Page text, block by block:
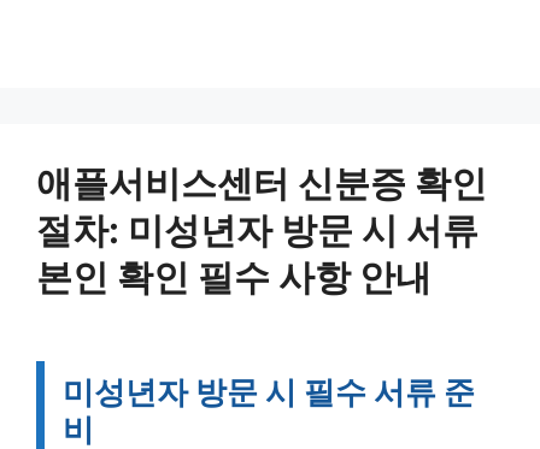
애플서비스센터 신분증 확인
절차: 미성년자 방문 시 서류
본인 확인 필수 사항 안내
미성년자 방문 시 필수 서류 준
비